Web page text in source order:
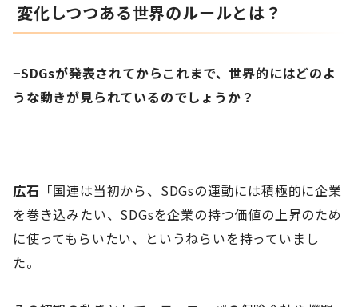
変化しつつある世界のルールとは？
−SDGsが発表されてからこれまで、世界的にはどのよ
うな動きが見られているのでしょうか？
広石 「国連は当初から、SDGsの運動には積極的に企業
を巻き込みたい、SDGsを企業の持つ価値の上昇のため
に使ってもらいたい、というねらいを持っていまし
た。